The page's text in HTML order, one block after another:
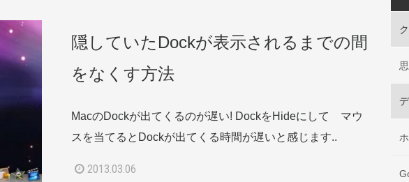
隠していたDockが表示されるまでの間
をなくす方法
MacのDockが出てくるのが遅い! DockをHideにして マウ
スを当てるとDockが出てくる時間が遅いと感じます..
2013.03.06